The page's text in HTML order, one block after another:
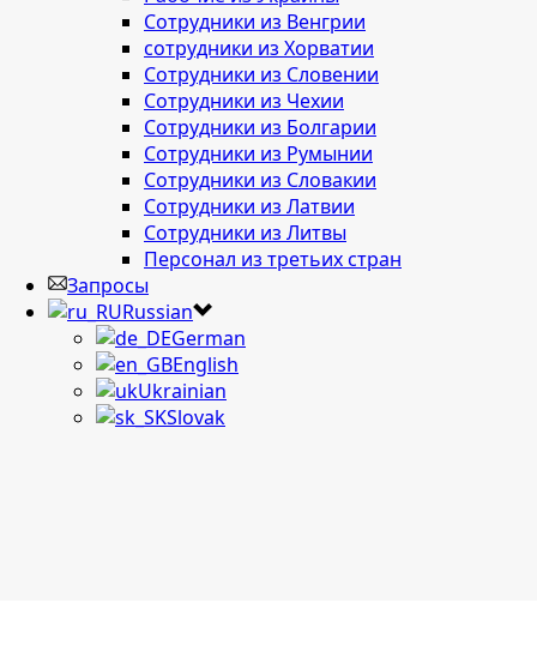
Сотрудники из Венгрии
сотрудники из Хорватии
Сотрудники из Словении
Сотрудники из Чехии
Сотрудники из Болгарии
Сотрудники из Румынии
Сотрудники из Словакии
Сотрудники из Латвии
Сотрудники из Литвы
Персонал из третьих стран
Запросы
Russian
German
English
Ukrainian
Slovak